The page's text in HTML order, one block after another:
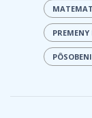
PREMENY